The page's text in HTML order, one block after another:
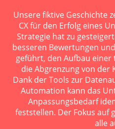
Unsere fiktive Geschichte
CX für den Erfolg eines
Strategie hat zu
besseren Bewertungen
geführt, den Aufbau
die Abgrenzung von der
Dank der Tools zur
Automation kann das
Anpassungsbedarf
feststellen. Der Fokus auf
alle